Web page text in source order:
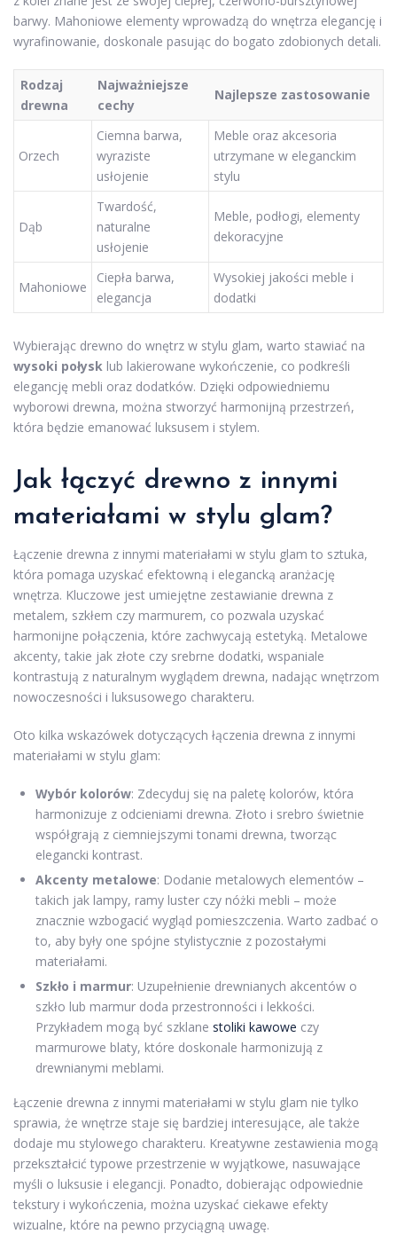
barwy. Mahoniowe elementy wprowadzą do wnętrza elegancję i
wyrafinowanie, doskonale pasując do bogato zdobionych detali.
Rodzaj
drewna
Najważniejsze
cechy
Najlepsze zastosowanie
Orzech
Ciemna barwa,
wyraziste
usłojenie
Meble oraz akcesoria
utrzymane w eleganckim
stylu
Dąb
Twardość,
naturalne
usłojenie
Meble, podłogi, elementy
dekoracyjne
Mahoniowe
Ciepła barwa,
elegancja
Wysokiej jakości meble i
dodatki
Wybierając drewno do wnętrz w stylu glam, warto stawiać na
wysoki połysk lub lakierowane wykończenie, co podkreśli
elegancję mebli oraz dodatków. Dzięki odpowiedniemu
wyborowi drewna, można stworzyć harmonijną przestrzeń,
która będzie emanować luksusem i stylem.
Jak łączyć drewno z innymi
materiałami w stylu glam?
Łączenie drewna z innymi materiałami w stylu glam to sztuka,
która pomaga uzyskać efektowną i elegancką aranżację
wnętrza. Kluczowe jest umiejętne zestawianie drewna z
metalem, szkłem czy marmurem, co pozwala uzyskać
harmonijne połączenia, które zachwycają estetyką. Metalowe
akcenty, takie jak złote czy srebrne dodatki, wspaniale
kontrastują z naturalnym wyglądem drewna, nadając wnętrzom
nowoczesności i luksusowego charakteru.
Oto kilka wskazówek dotyczących łączenia drewna z innymi
materiałami w stylu glam:
Wybór kolorów: Zdecyduj się na paletę kolorów, która
harmonizuje z odcieniami drewna. Złoto i srebro świetnie
współgrają z ciemniejszymi tonami drewna, tworząc
elegancki kontrast.
Akcenty metalowe: Dodanie metalowych elementów –
takich jak lampy, ramy luster czy nóżki mebli – może
znacznie wzbogacić wygląd pomieszczenia. Warto zadbać o
to, aby były one spójne stylistycznie z pozostałymi
materiałami.
Szkło i marmur: Uzupełnienie drewnianych akcentów o
szkło lub marmur doda przestronności i lekkości.
Przykładem mogą być szklane stoliki kawowe czy
marmurowe blaty, które doskonale harmonizują z
drewnianymi meblami.
Łączenie drewna z innymi materiałami w stylu glam nie tylko
sprawia, że wnętrze staje się bardziej interesujące, ale także
dodaje mu stylowego charakteru. Kreatywne zestawienia mogą
przekształcić typowe przestrzenie w wyjątkowe, nasuwające
myśli o luksusie i elegancji. Ponadto, dobierając odpowiednie
tekstury i wykończenia, można uzyskać ciekawe efekty
wizualne, które na pewno przyciągną uwagę.